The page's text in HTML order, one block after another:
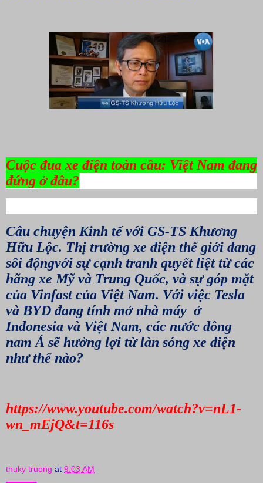
Cuộc đua xe điện toàn cầu: Việt Nam đang
đứng ở đâu?
Câu chuyện Kinh tế với GS-TS Khương
Hữu Lộc. Thị trường xe điện thế giới đang
sôi độngvới sự cạnh tranh quyết liệt từ các
hãng xe Mỹ và Trung Quốc, và sự góp mặt
của Vinfast của Việt Nam. Với việc Tesla
và BYD đang tính mở nhà máy ở
Indonesia và Việt Nam, các nước đông
nam Á sẽ hưởng lợi từ làn sóng xe điện
như thế nào?
https://www.youtube.com/watch?v=nL1-
wn_mEjQ&t=116s
thuky truong at 9:03 AM